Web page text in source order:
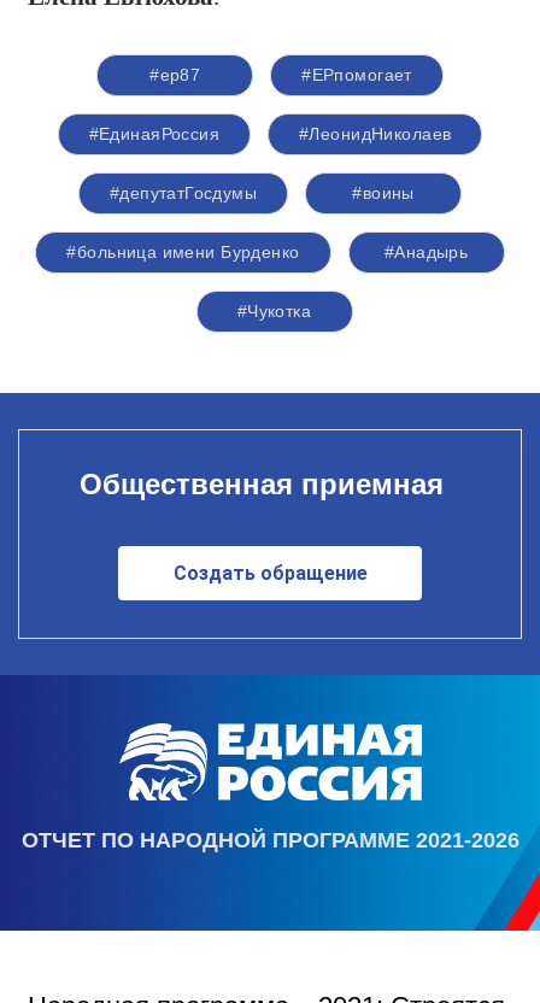
#ер87 #ЕРпомогает
#ЕдинаяРоссия #ЛеонидНиколаев
#депутатГосдумы #воины
#больница имени Бурденко #Анадырь
#Чукотка
Общественная приемная
Создать обращение
ОТЧЕТ ПО НАРОДНОЙ ПРОГРАММЕ 2021-2026